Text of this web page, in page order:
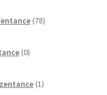
78izdelkov
0izdelkov
1izdelek